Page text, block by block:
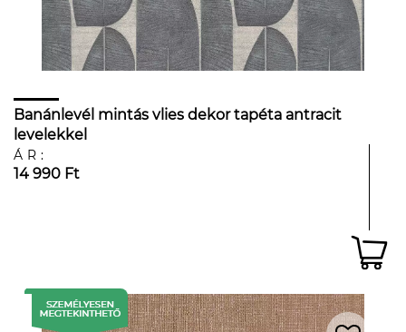
Banánlevél mintás vlies dekor tapéta antracit
levelekkel
ÁR:
14 990 Ft